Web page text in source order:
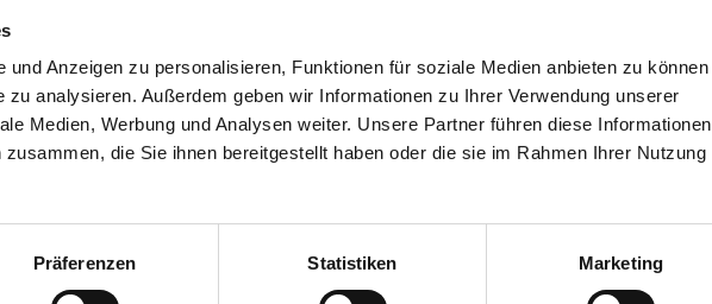
und Anzeigen zu personalisieren, Funktionen für soziale Medien anbieten zu können
zu analysieren. Außerdem geben wir Informationen zu Ihrer Verwendung unserer
Medien, Werbung und Analysen weiter. Unsere Partner führen diese Informationen
die Sie ihnen bereitgestellt haben oder die sie im Rahmen Ihrer Nutzung
Präferenzen Statistiken Marketing